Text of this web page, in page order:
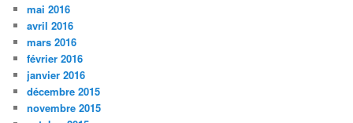
mai 2016
avril 2016
mars 2016
février 2016
janvier 2016
décembre 2015
novembre 2015